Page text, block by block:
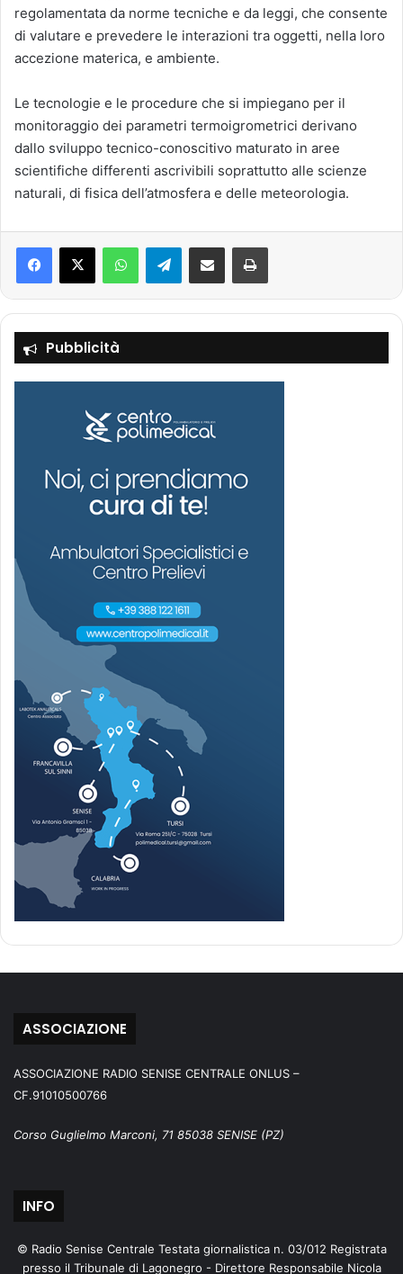
regolamentata da norme tecniche e da leggi, che consente
di valutare e prevedere le interazioni tra oggetti, nella loro
accezione materica, e ambiente.
Le tecnologie e le procedure che si impiegano per il
monitoraggio dei parametri termoigrometrici derivano
dallo sviluppo tecnico-conoscitivo maturato in aree
scientifiche differenti ascrivibili soprattutto alle scienze
naturali, di fisica dell’atmosfera e delle meteorologia.
Telegram
Pubblicità
ASSOCIAZIONE
ASSOCIAZIONE RADIO SENISE CENTRALE ONLUS –
CF.91010500766
Corso Guglielmo Marconi, 71 85038 SENISE (PZ)
INFO
© Radio Senise Centrale Testata giornalistica n. 03/012 Registrata
presso il Tribunale di Lagonegro - Direttore Responsabile Nicola